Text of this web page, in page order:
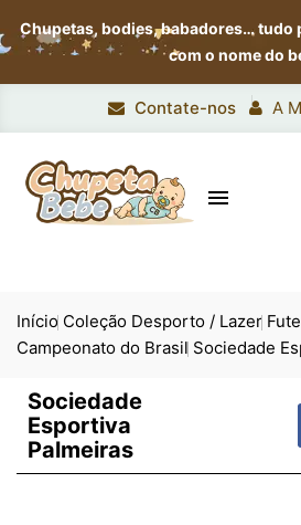
Chupetas, bodies, babadores…tudo
com o nome do
Contate-nos A

Início Coleção Desporto / Lazer
Campeonato do Brasil Sociedade
Sociedade
Esportiva
Palmeiras